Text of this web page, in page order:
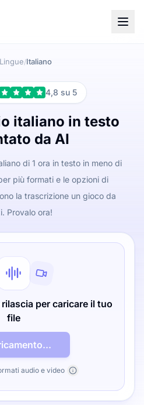
/Italiano
4,8 su 5
italiano in testo
da AI
di 1 ora in testo in meno di
più formati e le opzioni di
la trascrizione un gioco da
Provalo ora!
per caricare il tuo
file
audio e video